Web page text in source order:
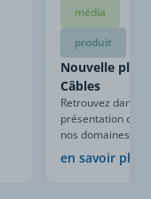
média
produit
Nouvelle
Câbles
Retrouvez dans
présentation
nos domaines
en savoir plus